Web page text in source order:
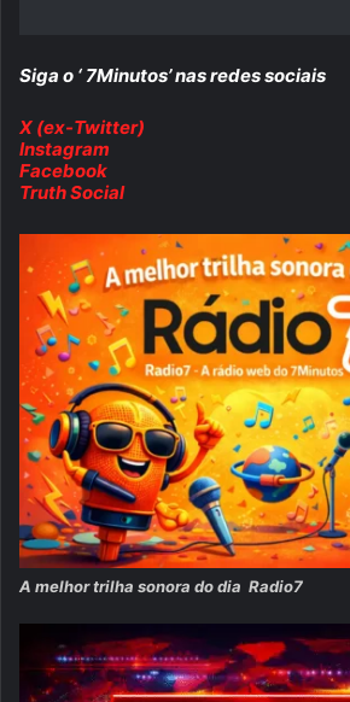
Siga o ‘ 7Minutos’ nas redes sociais
X (ex-Twitter)
Instagram
Facebook
Truth Social
A melhor trilha sonora do dia Radio7